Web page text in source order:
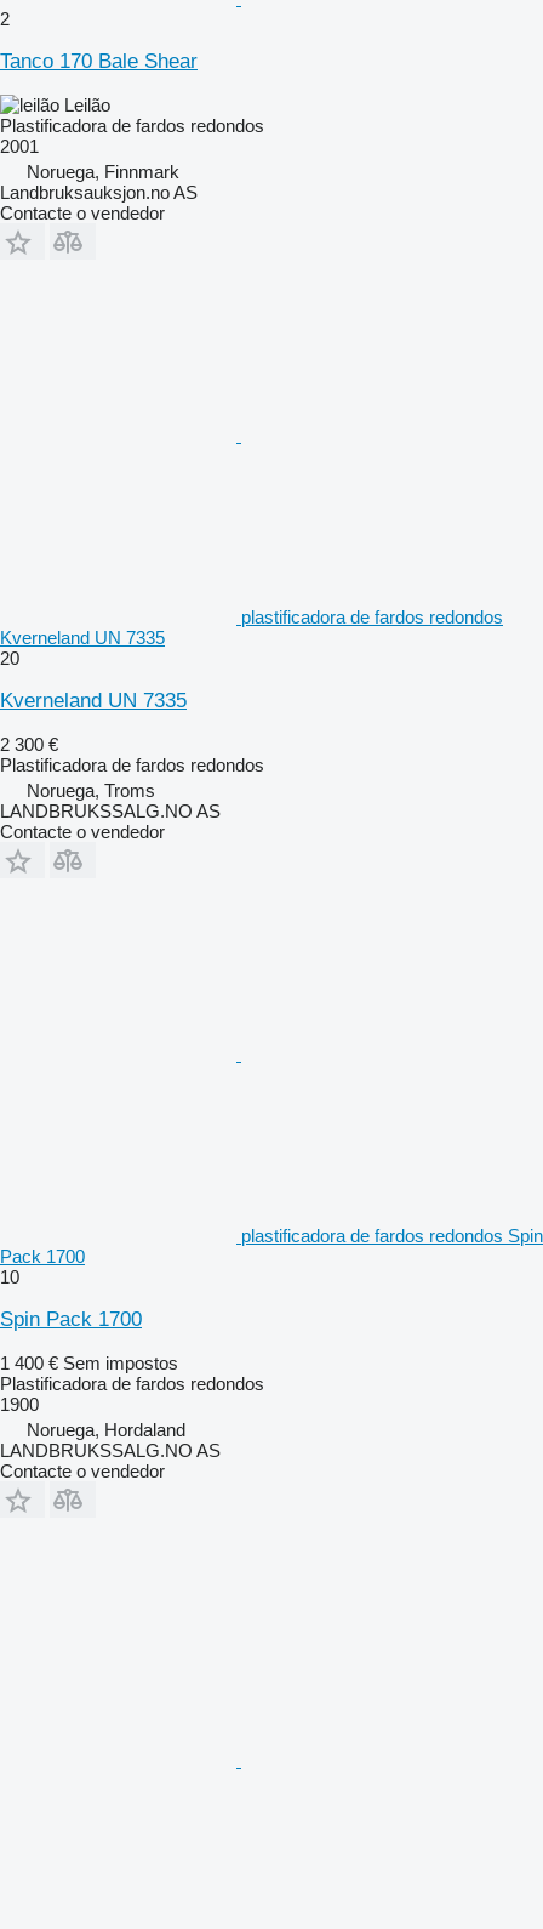
2
Tanco 170 Bale Shear
Leilão
Plastificadora de fardos redondos
2001
Noruega, Finnmark
Landbruksauksjon.no AS
Contacte o vendedor
plastificadora de fardos redondos
Kverneland UN 7335
20
Kverneland UN 7335
2 300 €
Plastificadora de fardos redondos
Noruega, Troms
LANDBRUKSSALG.NO AS
Contacte o vendedor
plastificadora de fardos redondos Spin
Pack 1700
10
Spin Pack 1700
1 400 € Sem impostos
Plastificadora de fardos redondos
1900
Noruega, Hordaland
LANDBRUKSSALG.NO AS
Contacte o vendedor